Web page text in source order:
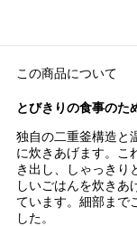
この商品について
とびきりの食事のた
独自の二重釜構造と
に炊きあげます。こ
き出し、しゃっきり
しいごはんを炊きあ
ています。細部まで
した。